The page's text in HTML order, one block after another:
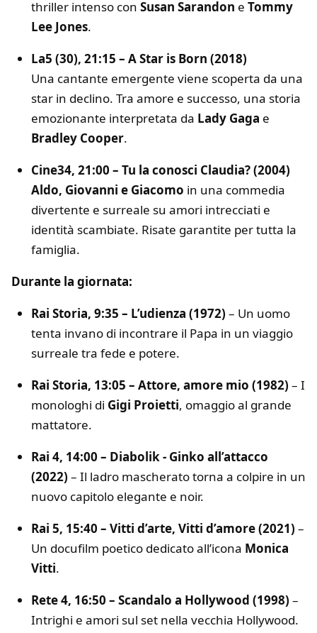
thriller intenso con Susan Sarandon e Tommy
Lee Jones.
La5 (30), 21:15 – A Star is Born (2018)
Una cantante emergente viene scoperta da una
star in declino. Tra amore e successo, una storia
emozionante interpretata da Lady Gaga e
Bradley Cooper.
Cine34, 21:00 – Tu la conosci Claudia? (2004)
Aldo, Giovanni e Giacomo in una commedia
divertente e surreale su amori intrecciati e
identità scambiate. Risate garantite per tutta la
famiglia.
Durante la giornata:
Rai Storia, 9:35 – L’udienza (1972) – Un uomo
tenta invano di incontrare il Papa in un viaggio
surreale tra fede e potere.
Rai Storia, 13:05 – Attore, amore mio (1982) – I
monologhi di Gigi Proietti, omaggio al grande
mattatore.
Rai 4, 14:00 – Diabolik - Ginko all’attacco
(2022) – Il ladro mascherato torna a colpire in un
nuovo capitolo elegante e noir.
Rai 5, 15:40 – Vitti d’arte, Vitti d’amore (2021) –
Un docufilm poetico dedicato all’icona Monica
Vitti.
Rete 4, 16:50 – Scandalo a Hollywood (1998) –
Intrighi e amori sul set nella vecchia Hollywood.